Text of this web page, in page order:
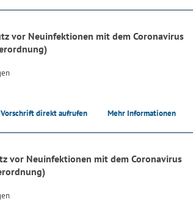
vor Neuinfektionen mit dem Coronavirus
Vorschrift direkt aufrufen Mehr Informationen
vor Neuinfektionen mit dem Coronavirus